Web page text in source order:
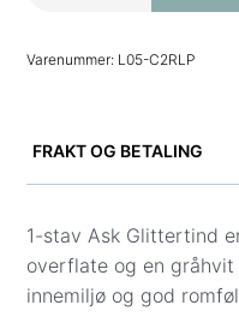
Ask
Varenummer: L05-C2RLP
FRAKT OG BETALING
Fraktpris vises i
og kontaktinformasjon.
Vi leverer ikke til
1-stav Ask Glittertind
overflate og en
innemiljø og god